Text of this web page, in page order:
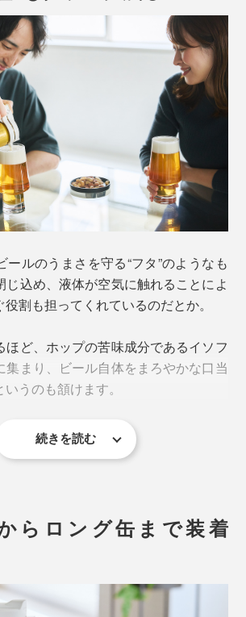
だから…」とニヤニヤしながらスタッ
でもらったら、目を見開いて「うま
のリアクション、いただきました。
が「缶ビール注ぎ名人」のごとく称賛
、ちょっと誇らしい。
スにビールを注いでも、全員へ平等
ールのうまさを守る“フタ”のようなも
じ込め、液体が空気に触れることによ
割も担ってくれているのだとか。
ほど、ホップの苦味成分であるイソフ
集まり、ビール自体をまろやかな口当
うのも頷けます。
続きを読む
らロング缶まで装着